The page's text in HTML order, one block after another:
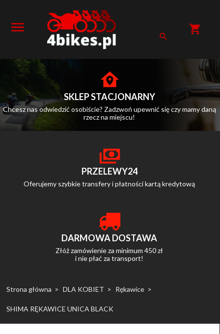
SKLEP STACJONARNY
Chcesz nas odwiedzić osobiście? Zadzwoń upewnić się czy mamy daną
rzecz na miejscu!
PRZELEWY24
Oferujemy szybkie transfery i płatności kartą kredytową
DARMOWA DOSTAWA
Złóż zamówienie za minimum 450 zł
i nie płać za transport!
Strona główna DLA KOBIET Rękawice
SHIMA RĘKAWICE UNICA BLACK